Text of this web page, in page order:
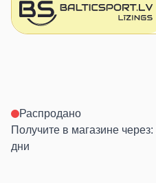
Распродано
Получите в магазине
дни